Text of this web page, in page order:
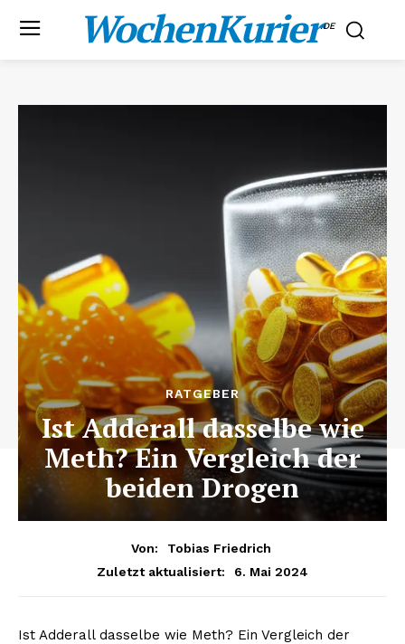
WochenKurier.DE
RATGEBER
Ist Adderall dasselbe wie
Meth? Ein Vergleich der
beiden Drogen
Von:
Tobias Friedrich
Zuletzt aktualisiert:
6. Mai 2024
Ist Adderall dasselbe wie Meth? Ein Vergleich der